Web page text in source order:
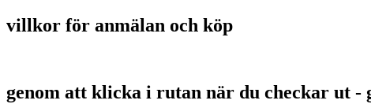
villkor för anmälan och köp
genom att klicka i rutan när du checkar ut -